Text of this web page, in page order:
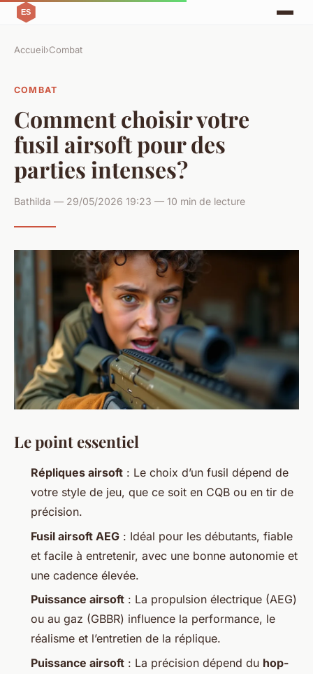
Accueil›Combat
COMBAT
Comment choisir votre
fusil airsoft pour des
parties intenses?
Bathilda — 29/05/2026 19:23 — 10 min de lecture
Le point essentiel
Répliques airsoft : Le choix d’un fusil dépend de
votre style de jeu, que ce soit en CQB ou en tir de
précision.
Fusil airsoft AEG : Idéal pour les débutants, fiable
et facile à entretenir, avec une bonne autonomie et
une cadence élevée.
Puissance airsoft : La propulsion électrique (AEG)
ou au gaz (GBBR) influence la performance, le
réalisme et l’entretien de la réplique.
Puissance airsoft : La précision dépend du hop-